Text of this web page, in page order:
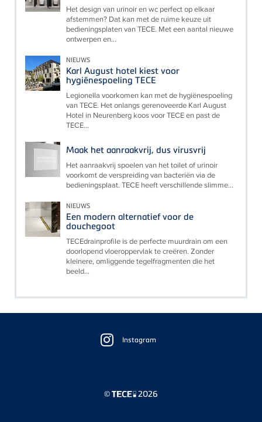
Het design van urinoir en wc perfect op elkaar
afstemmen? Dat kan met de ruime keuze uit
bedieningsplaten van TECE. Met een aantal nieuwe
ontwerpen en...
NIEUWS
Karl August hotel kiest voor
hygiënespoeling TECE
Legionella voorkomen kan met de hygiënespoeling
van TECE. Het onlangs gerenoveerde Karl August
Hotel in Neurenberg koos voor TECE en past de
TECE...
Maak het aanraakvrij, dus virusvrij
Het aanraakvrij spoelen van het toilet of urinoir
voorkomt de verspreiding van bacteriën via de
bedieningsplaat. TECE heeft verschillende slimme...
NIEUWS
Een modern alternatief voor de
douchegoot
TECEdrainprofile is de perfecte muurdrain om een
doorlopend vloeroppervlak te creëren. Zonder
kleinere, omliggende tegelfragmenten die het
beeld...
Instagram
© 2026